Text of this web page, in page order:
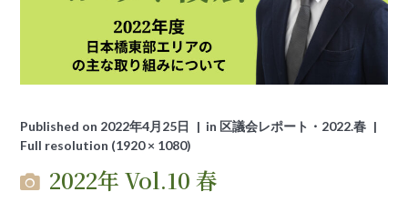
Published on 2022年4月25日 in 区議会レポート・2022.春
Full resolution (1920 × 1080)
2022年 Vol.10 春